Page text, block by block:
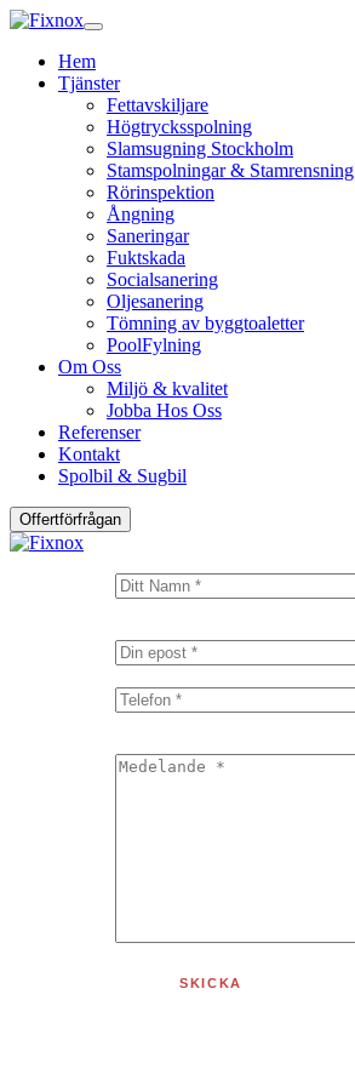
Hem
Tjänster
Fettavskiljare
Högtrycksspolning
Slamsugning Stockholm
Stamspolningar & Stamrensning
Rörinspektion
Ångning
Saneringar
Fuktskada
Socialsanering
Oljesanering
Tömning av byggtoaletter
PoolFylning
Om Oss
Miljö & kvalitet
Jobba Hos Oss
Referenser
Kontakt
Spolbil & Sugbil
Offertförfrågan